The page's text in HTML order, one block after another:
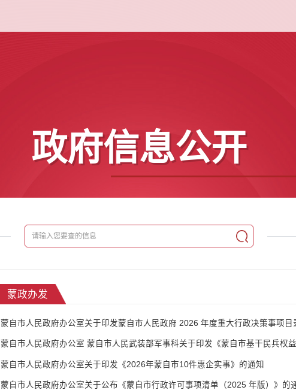
政府信息公开
蒙政办发
蒙自市人民政府办公室关于印发蒙自市人民政府 2026 年度重大行政决策事项目
蒙自市人民政府办公室关于印发《2026年蒙自市10件惠企实事》的通知
蒙自市人民政府办公室关于公布《蒙自市行政许可事项清单（2025 年版）》的